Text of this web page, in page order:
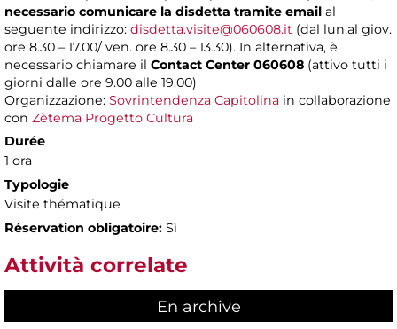
necessario comunicare la disdetta tramite email al
seguente indirizzo: disdetta.visite@060608.it (dal lun.al giov.
ore 8.30 – 17.00/ ven. ore 8.30 – 13.30). In alternativa, è
necessario chiamare il Contact Center 060608 (attivo tutti i
giorni dalle ore 9.00 alle 19.00)
Organizzazione: Sovrintendenza Capitolina in collaborazione
con Zètema Progetto Cultura
Durée
1 ora
Typologie
Visite thématique
Réservation obligatoire: Sì
Attività correlate
En archive